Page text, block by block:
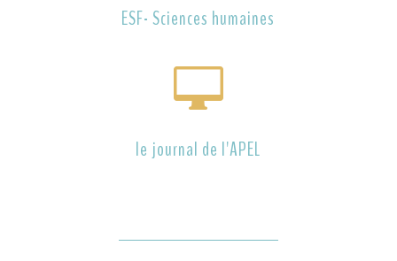
ESF- Sciences humaines

le journal de l'APEL